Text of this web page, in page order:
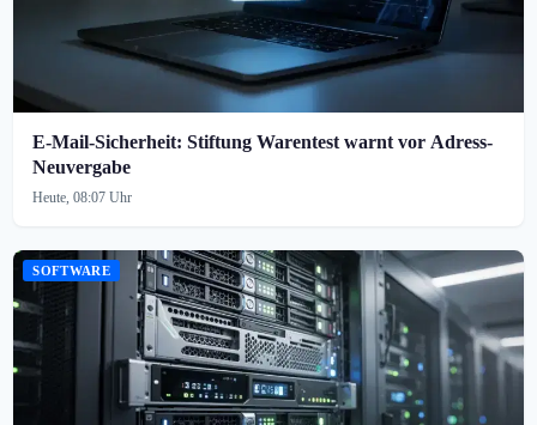
E-Mail-Sicherheit: Stiftung Warentest warnt vor Adress-
Neuvergabe
Heute, 08:07 Uhr
SOFTWARE